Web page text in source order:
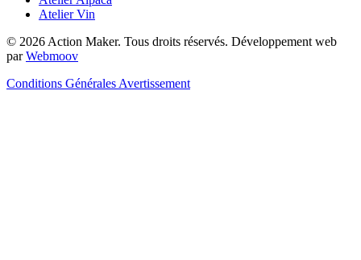
Atelier Vin
© 2026 Action Maker. Tous droits réservés. Développement web
parWebmoov
Conditions Générales Avertissement